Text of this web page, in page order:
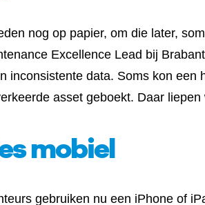
nog op papier, om die later,
Excellence Lead bij
inconsistente data. Soms kon een
asset geboekt. Daar liepen
mobiel
gebruiken nu een iPhone of